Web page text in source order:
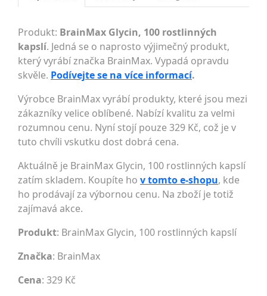
Produkt: BrainMax Glycin, 100 rostlinných
kapslí. Jedná se o naprosto výjimečný produkt,
který vyrábí značka BrainMax. Vypadá opravdu
skvěle. Podívejte se na více informací.
Výrobce BrainMax vyrábí produkty, které jsou mezi
zákazníky velice oblíbené. Nabízí kvalitu za velmi
rozumnou cenu. Nyní stojí pouze 329 Kč, což je v
tuto chvíli vskutku dost dobrá cena.
Aktuálně je BrainMax Glycin, 100 rostlinných kapslí
zatím skladem. Koupíte ho v tomto e-shopu, kde
ho prodávají za výbornou cenu. Na zboží je totiž
zajímavá akce.
Produkt: BrainMax Glycin, 100 rostlinných kapslí
Značka: BrainMax
Cena: 329 Kč